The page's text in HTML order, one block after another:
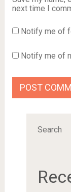
next time I
Notify me of
Notify me of
Search